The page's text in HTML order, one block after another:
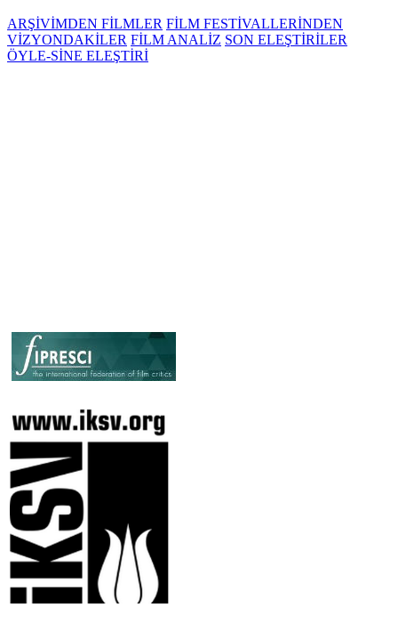
ARŞİVİMDEN FİLMLER FİLM FESTİVALLERİNDEN
VİZYONDAKİLER FİLM ANALİZ SON ELEŞTİRİLER
ÖYLE-SİNE ELEŞTİRİ